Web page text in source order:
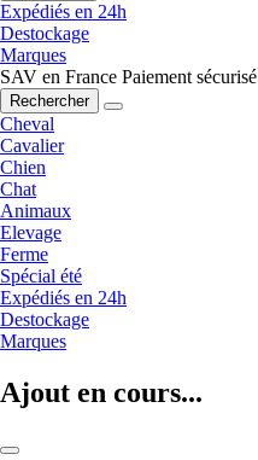
Expédiés en 24h
Destockage
Marques
SAV en France Paiement sécurisé
Rechercher
Cheval
Cavalier
Chien
Chat
Animaux
Elevage
Ferme
Spécial été
Expédiés en 24h
Destockage
Marques
Ajout en cours...